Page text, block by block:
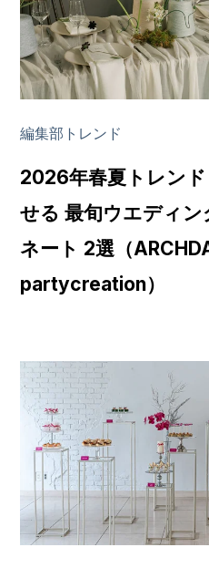
編集部トレンド
2026年春夏トレン
せる 最旬ウエディ
ネート 2選（
partycreation）